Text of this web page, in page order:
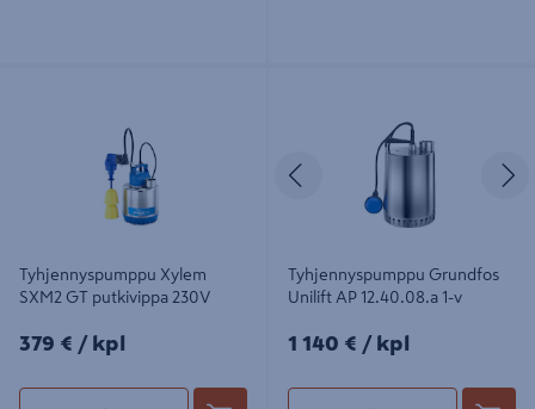
Tyhjennyspumppu Xylem
SXM2 GT putkivippa 230V
379€/kpl
379 € / kpl
Edellinen
Tyhjennyspumppu Grundfos
Unilift AP 12.40.08.a 1-v
1140€/kpl
1 140 € / kpl